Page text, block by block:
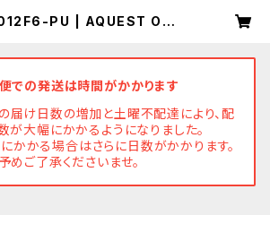
PU | AQUEST Onli
での発送は時間がかかります
届け日数の増加と土曜不配達により、配
が大幅にかかるようになりました。
かかる場合はさらに日数がかかります。
予めご了承くださいませ。